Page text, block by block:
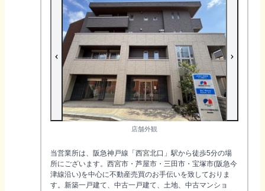
店舗外観
当営業所は、阪急神戸線「西宮北口」駅から徒歩5分の場
所にございます。西宮市・芦屋市・三田市・宝塚市(阪急今
津線沿い)を中心に不動産売買のお手伝いを致しておりま
す。新築一戸建て、中古一戸建て、土地、中古マンショ